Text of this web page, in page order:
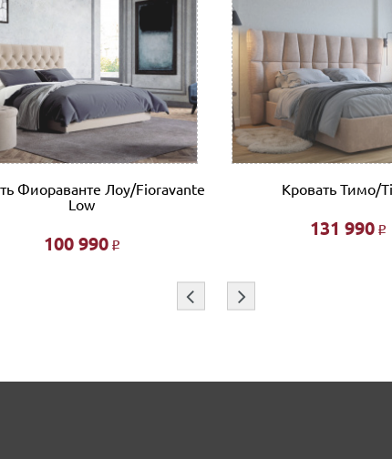
⇦
Фиораванте Лоу/Fioravante
Low
100 990 Р
Кровать Тимо/
131 990 Р
⇨